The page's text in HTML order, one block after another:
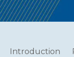
Introduction